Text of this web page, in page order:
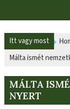
Itt vagy most
Málta ismét
MÁLTA
NYERT